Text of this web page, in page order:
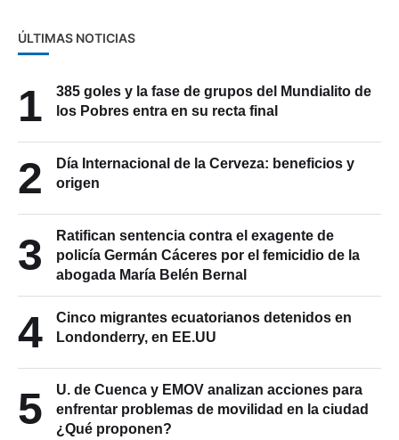
ÚLTIMAS NOTICIAS
1
385 goles y la fase de grupos del Mundialito de
los Pobres entra en su recta final
2
Día Internacional de la Cerveza: beneficios y
origen
3
Ratifican sentencia contra el exagente de
policía Germán Cáceres por el femicidio de la
abogada María Belén Bernal
4
Cinco migrantes ecuatorianos detenidos en
Londonderry, en EE.UU
5
U. de Cuenca y EMOV analizan acciones para
enfrentar problemas de movilidad en la ciudad
¿Qué proponen?